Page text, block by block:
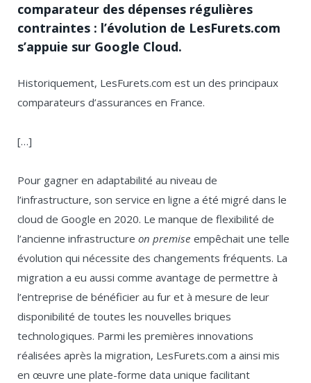
comparateur des dépenses régulières
contraintes : l’évolution de LesFurets.com
s’appuie sur Google Cloud.
Historiquement, LesFurets.com est un des principaux
comparateurs d’assurances en France.
[…]
Pour gagner en adaptabilité au niveau de
l’infrastructure, son service en ligne a été migré dans le
cloud de Google en 2020. Le manque de flexibilité de
l’ancienne infrastructure on premise empêchait une telle
évolution qui nécessite des changements fréquents. La
migration a eu aussi comme avantage de permettre à
l’entreprise de bénéficier au fur et à mesure de leur
disponibilité de toutes les nouvelles briques
technologiques. Parmi les premières innovations
réalisées après la migration, LesFurets.com a ainsi mis
en œuvre une plate-forme data unique facilitant